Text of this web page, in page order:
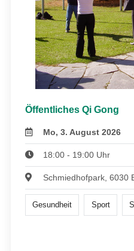
Öffentliches Qi Gong
Mo, 3. August 2026
18:00 - 19:00 Uhr
Schmiedhofpark, 6030
Gesundheit Sport